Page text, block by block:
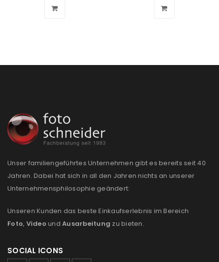
REGISTRIEREN
Unser familiengeführtes Unternehmen gibt es bereits seit 40
Jahren. Dabei hat sich in all den Jahren nichts an unserer
Unternehmensphilosophie geändert:
Unseren Kunden das beste Einkaufserlebnis im Bereich
Foto, Video und Ausarbeitung zu bieten.
SOCIAL ICONS